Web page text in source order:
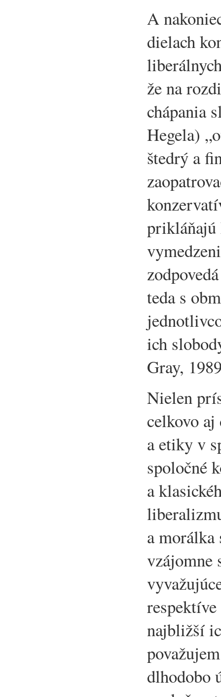
A
dielach
že na
chápania
Hegela)
štedrý a
prikláňajú
teda s
ich
Gray,
Nielen
celkovo
a etiky v
spoločné
a
a morálka
vzájomne
najbližší
dlhodobo